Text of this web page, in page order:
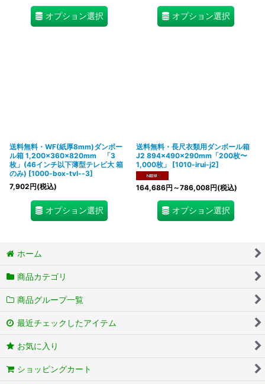
オプション選択 オプション選択
送料無料・WF(紙厚8mm)ダンボー
ル箱 1,200×360×820mm 「3
枚」(46インチ以下薄型テレビ大 箱
のみ) [1000-box-tvl--3]
7,902円(税込)
オプション選択
送料無料・長尺衣類用ダンボール箱
J2 894×490×290mm「200枚〜
1,000枚」
[1010-irui-j2]
164,686円 ～786,008円(税込)
オプション選択
ホーム
商品カテゴリ
商品グループ一覧
最近チェックしたアイテム
お気に入り
ショッピングカート